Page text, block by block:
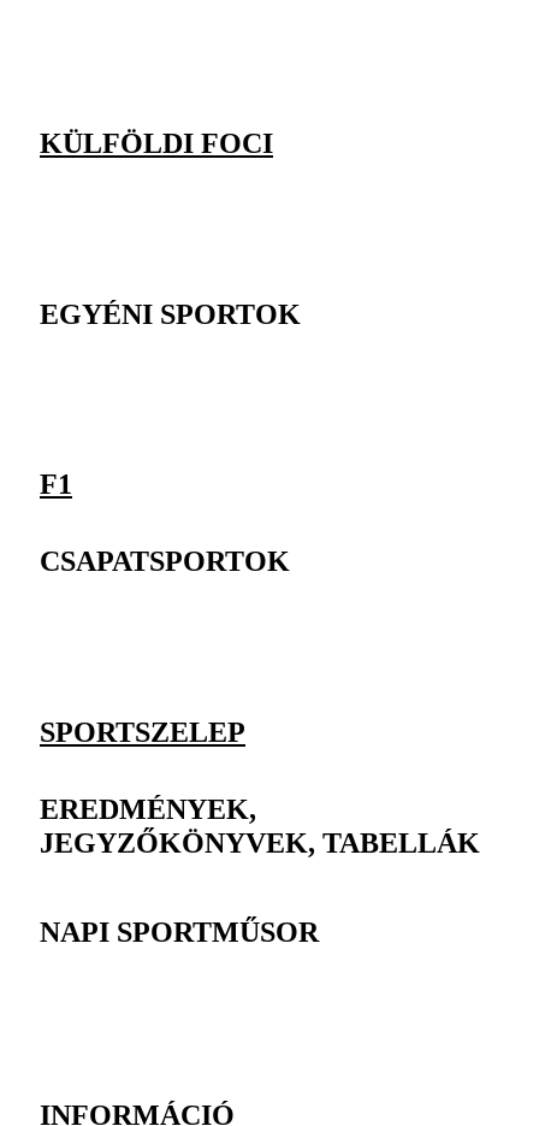
KÜLFÖLDI FOCI
EGYÉNI SPORTOK
F1
CSAPATSPORTOK
SPORTSZELEP
EREDMÉNYEK,
JEGYZŐKÖNYVEK, TABELLÁK
NAPI SPORTMŰSOR
INFORMÁCIÓ